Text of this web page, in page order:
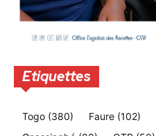
Etiquettes
Togo (380) Faure (102)